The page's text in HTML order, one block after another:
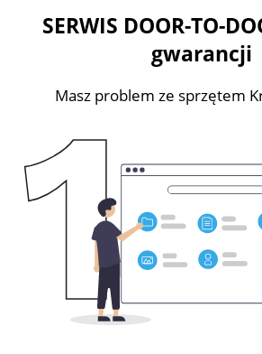
SERWIS DOOR-TO-
gwarancji
Masz problem ze sprzętem